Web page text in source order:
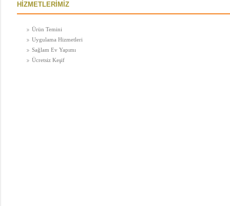
HİZMETLERİMİZ
Ürün Temini
Uygulama Hizmetleri
Sağlam Ev Yapımı
Ücretsiz Keşif